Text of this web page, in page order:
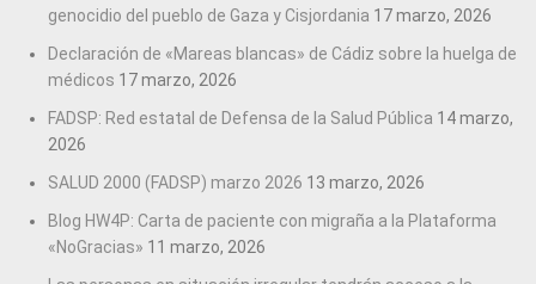
genocidio del pueblo de Gaza y Cisjordania 17 marzo, 2026
Declaración de «Mareas blancas» de Cádiz sobre la huelga de
médicos 17 marzo, 2026
FADSP: Red estatal de Defensa de la Salud Pública 14 marzo,
2026
SALUD 2000 (FADSP) marzo 2026 13 marzo, 2026
Blog HW4P: Carta de paciente con migraña a la Plataforma
«NoGracias» 11 marzo, 2026